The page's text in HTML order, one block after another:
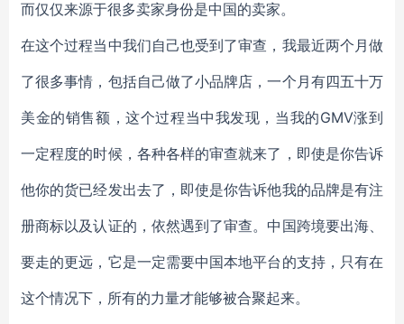
而仅仅来源于很多卖家身份是中国的卖家。
在这个过程当中我们自己也受到了审查，我最近两个月做
了很多事情，包括自己做了小品牌店，一个月有四五十万
美金的销售额，这个过程当中我发现，当我的GMV涨到
一定程度的时候，各种各样的审查就来了，即使是你告诉
他你的货已经发出去了，即使是你告诉他我的品牌是有注
册商标以及认证的，依然遇到了审查。中国跨境要出海、
要走的更远，它是一定需要中国本地平台的支持，只有在
这个情况下，所有的力量才能够被合聚起来。